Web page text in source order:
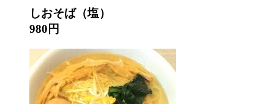
しおそば（塩）
980円